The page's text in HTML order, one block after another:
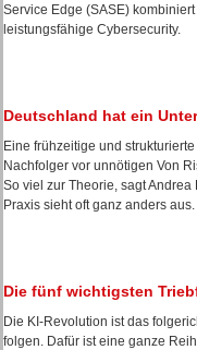
Service Edge (SASE)
leistungsfähige Cybersecurity.
Deutschland hat ein
Eine frühzeitige und
Nachfolger vor unnötigen Von
So viel zur Theorie, sagt
Praxis sieht oft ganz anders aus.
Die fünf wichtigsten
Die KI-Revolution ist das
folgen. Dafür ist eine ganze